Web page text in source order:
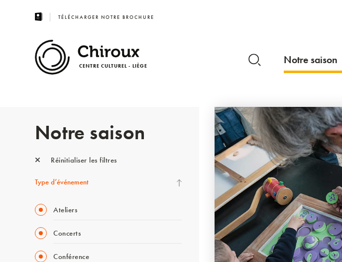
TÉLÉCHARGER NOTRE BROCHURE
CENTRE CULTUREL - LIÈGE Notre saison
Notre saison
Réinitialiser les filtres
Type d’événement
Ateliers
Concerts
Conférence